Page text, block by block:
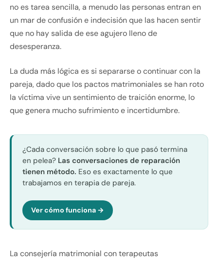
no es tarea sencilla, a menudo las personas entran en
un mar de confusión e indecisión que las hacen sentir
que no hay salida de ese agujero lleno de
desesperanza.
La duda más lógica es si separarse o continuar con la
pareja, dado que los pactos matrimoniales se han roto
la víctima vive un sentimiento de traición enorme, lo
que genera mucho sufrimiento e incertidumbre.
¿Cada conversación sobre lo que pasó termina
en pelea? Las conversaciones de reparación
tienen método. Eso es exactamente lo que
trabajamos en terapia de pareja.
Ver cómo funciona →
La consejería matrimonial con terapeutas